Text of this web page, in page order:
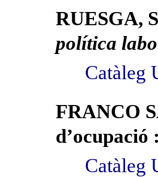
RUESGA,
política
Catàleg
FRANCO
Catàleg